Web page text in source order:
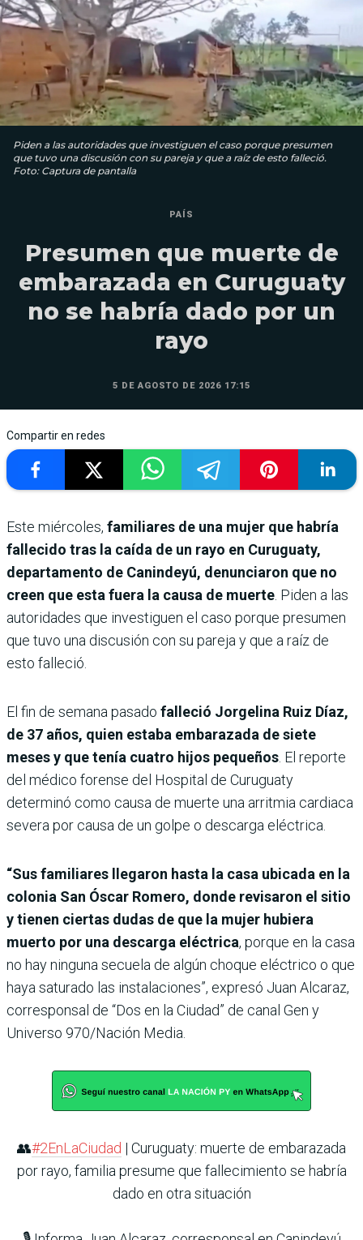
Piden a las autoridades que investiguen el caso porque presumen
que tuvo una discusión con su pareja y que a raíz de esto falleció.
Foto: Captura de pantalla
PAÍS
Presumen que muerte de
embarazada en Curuguaty
no se habría dado por un
rayo
5 DE AGOSTO DE 2026 17:15
Compartir en redes
Este miércoles, familiares de una mujer que habría
fallecido tras la caída de un rayo en Curuguaty,
departamento de Canindeyú, denunciaron que no
creen que esta fuera la causa de muerte . Piden a las
autoridades que investiguen el caso porque presumen
que tuvo una discusión con su pareja y que a raíz de
esto falleció.
El fin de semana pasado falleció Jorgelina Ruiz Díaz,
de 37 años, quien estaba embarazada de siete
meses y que tenía cuatro hijos pequeños . El reporte
del médico forense del Hospital de Curuguaty
determinó como causa de muerte una arritmia cardiaca
severa por causa de un golpe o descarga eléctrica.
“Sus familiares llegaron hasta la casa ubicada en la
colonia San Óscar Romero, donde revisaron el sitio
y tienen ciertas dudas de que la mujer hubiera
muerto por una descarga eléctrica, porque en la casa
no hay ninguna secuela de algún choque eléctrico o que
haya saturado las instalaciones”, expresó Juan Alcaraz,
corresponsal de “Dos en la Ciudad” de canal Gen y
Universo 970/Nación Media.
👥#2EnLaCiudad | Curuguaty: muerte de embarazada
por rayo, familia presume que fallecimiento se habría
dado en otra situación